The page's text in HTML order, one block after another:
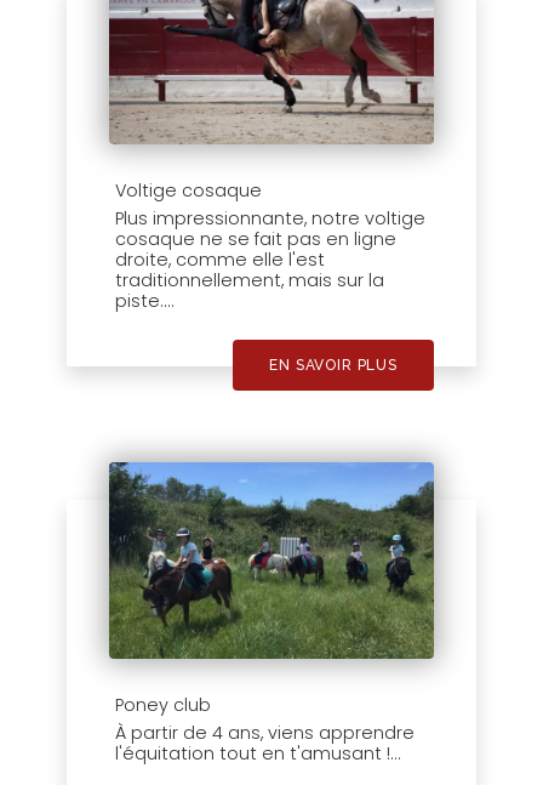
Voltige cosaque
Plus impressionnante, notre voltige
cosaque ne se fait pas en ligne
droite, comme elle l'est
traditionnellement, mais sur la
piste....
EN SAVOIR PLUS
Poney club
À partir de 4 ans, viens apprendre
l'équitation tout en t'amusant !...